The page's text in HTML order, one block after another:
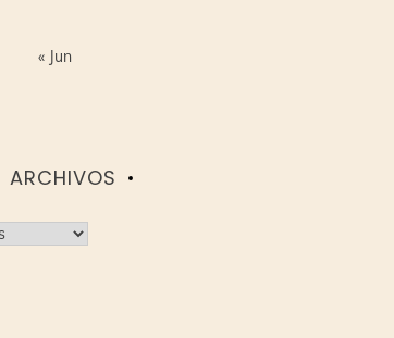
« Jun
ARCHIVOS